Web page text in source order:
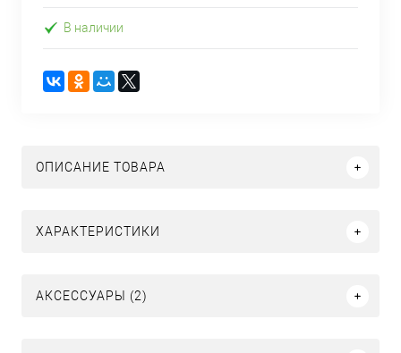
В наличии
ОПИСАНИЕ ТОВАРА
ХАРАКТЕРИСТИКИ
АКСЕССУАРЫ (2)